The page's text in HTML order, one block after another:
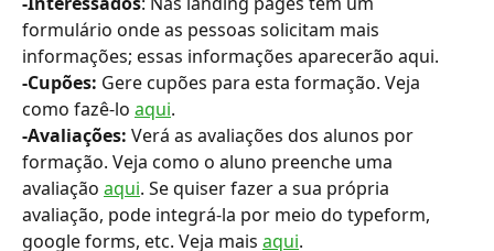
formulário onde as pessoas solicitam mais
informações; essas informações aparecerão aqui.
-Cupões: Gere cupões para esta formação. Veja
como fazê-lo aqui.
-Avaliações: Verá as avaliações dos alunos por
formação. Veja como o aluno preenche uma
avaliação aqui. Se quiser fazer a sua própria
avaliação, pode integrá-la por meio do typeform,
google forms, etc. Veja mais aqui.